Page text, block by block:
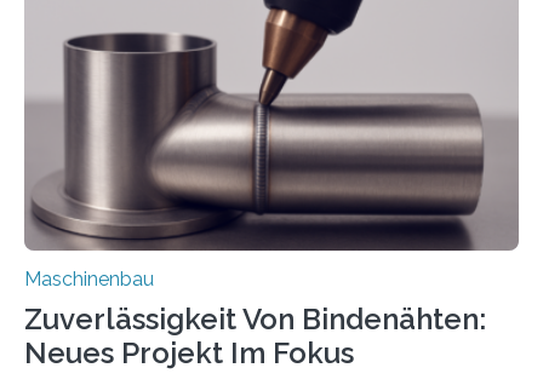
Automatisierungsschnittstelle dient dazu, die Software
besser in spezifische Unternehmensprozesse
einzubinden. Sankt Augustin – Zur Messe FACHPACK
vom 23. bis 25. September in Nürnberg…
Maschinenbau
Zuverlässigkeit Von Bindenähten:
Neues Projekt Im Fokus